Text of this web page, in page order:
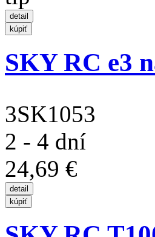
SKY RC e3
3SK1053
2 - 4 dní
24,69 €